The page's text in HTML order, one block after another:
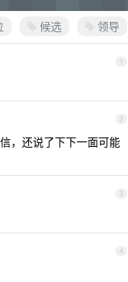
候选 领导
1
2
，还说了下下一面可能
3
4